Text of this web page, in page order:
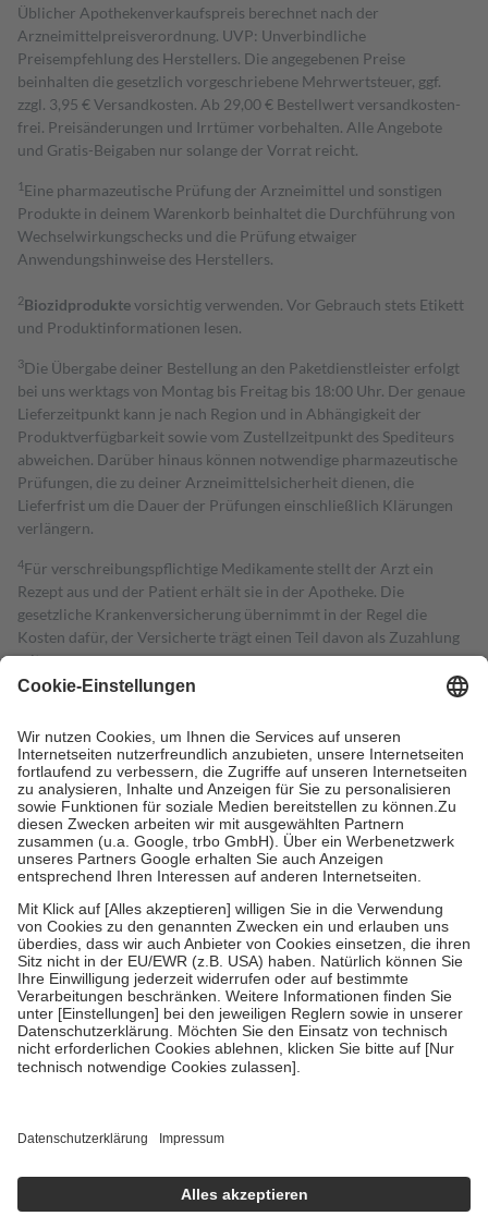
Üblicher Apothekenverkaufspreis berechnet nach der
Arzneimittelpreisverordnung. UVP: Unverbindliche
Preisempfehlung des Herstellers. Die angegebenen Preise
beinhalten die gesetzlich vorgeschriebene Mehrwertsteuer, ggf.
zzgl. 3,95 € Versandkosten. Ab 29,00 € Bestell­wert versand­kosten­
frei. Preisänderungen und Irrtümer vorbehalten. Alle Angebote
und Gratis-Beigaben nur solange der Vorrat reicht.
1 Eine pharmazeutische Prüfung der Arzneimittel und sonstigen
Produkte in deinem Warenkorb beinhaltet die Durchführung von
Wechselwirkungschecks und die Prüfung etwaiger
Anwendungshinweise des Herstellers.
2Biozidproduktevorsichtig verwenden. Vor Gebrauch stets Etikett
und Produktinformationen lesen.
3Die Übergabe deiner Bestellung an den Paketdienstleister erfolgt
bei uns werktags von Montag bis Freitag bis 18:00 Uhr. Der genaue
Lieferzeitpunkt kann je nach Region und in Abhängigkeit der
Produktverfügbarkeit sowie vom Zustellzeitpunkt des Spediteurs
abweichen. Darüber hinaus können notwendige pharmazeutische
Prüfungen, die zu deiner Arzneimittelsicherheit dienen, die
Lieferfrist um die Dauer der Prüfungen einschließlich Klärungen
verlängern.
4Für verschreibungspflichtige Medikamente stellt der Arzt ein
Rezept aus und der Patient erhält sie in der Apotheke. Die
gesetzliche Krankenversicherung übernimmt in der Regel die
Kosten dafür, der Versicherte trägt einen Teil davon als Zuzahlung
mit.
Grundsätzlich leisten Mitglieder Zuzahlungen in Höhe von zehn
höchstens zehn Euro.
Es sind jedoch nie mehr als die tatsächlichen
Kosten der Leistung zu entrichten.
Diese Regeln gelten grundsätzlich auch für Online-Apotheken.
Bei Heilmitteln und häuslicher Krankenpflege beträgt die
Zuzahlung zehn Prozent der Kosten sowie zehn Euro je
Verordnung.
Um das Engagement der Versicherten für ihre eigene Gesundheit zu
stärken und die besondere Stellung der Familie zu unterstützen,
fallenkeine Zuzahlungenan bei:
• Kindern und Jugendlichen bis zum vollendeten 18. Lebensjahr
mit Ausnahme der Fahrkosten
• Untersuchungen zur Vorsorge und Früherkennung, die von der
GKV getragen werden
• empfohlenen Schutzimpfungen
• Harn- und Blutteststreifen
getroffen, um sicherzustellen, dass es sich um echte Bewertungen
https://help.etrusted.com/hc/de/articles/4419944605341